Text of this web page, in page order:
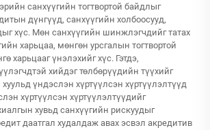
санхүүгийн тогтвортой байдлыг
дүнгүүд, санхүүгийн холбоосууд,
хүс. Мөн санхүүгийн шинжлэгчдийг татах
харьцаа, мөнгөн урсгалын тогтвортой
харьцааг үнэлэхийг хүс. Гэтдэ,
хийдэг төлбөрүүдийн түүхийг
үндэслэн хүртүүлсэн хүртүүлэлтүүд
хүртүүлсэн хүртүүлэлтүүдийг
хувьд санхүүгийн рискуудыг
даатгал худалдаж авах эсвэл акредитив